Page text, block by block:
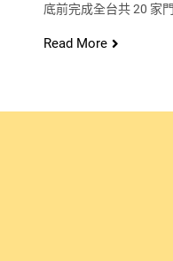
底前完成全台共 20 家
Read More